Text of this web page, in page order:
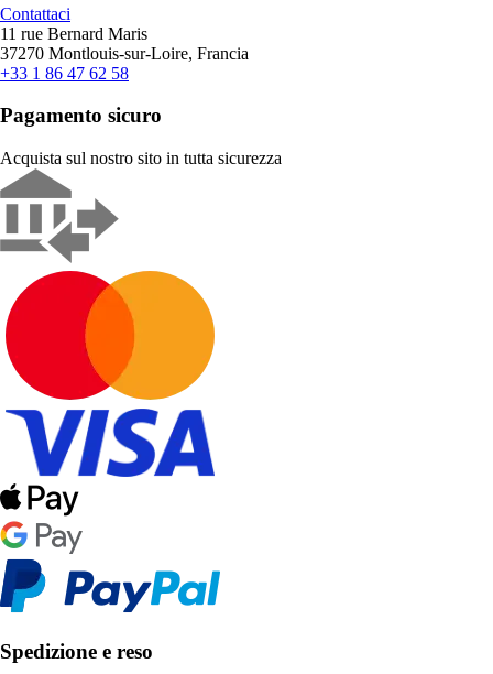
Contattaci
11 rue Bernard Maris
37270 Montlouis-sur-Loire, Francia
+33 1 86 47 62 58
Pagamento sicuro
Acquista sul nostro sito in tutta sicurezza
Spedizione e reso